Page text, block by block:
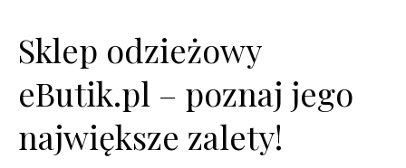
Sklep odzieżowy
eButik.pl – poznaj jego
największe zalety!